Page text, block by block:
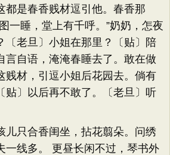
都是春香贱材逗引他。春香那
一睡，堂上有千呼。”奶奶，怎夜
〔老旦〕小姐在那里？〔贴〕陪
言自语，淹淹春睡去了。敢在做
贱材，引逗小姐后花园去。倘有
贴〕以后再不敢了。〔老旦〕听
只合香闺坐，拈花翦朵。问绣
一线多。 更昼长闲不过，琴书外